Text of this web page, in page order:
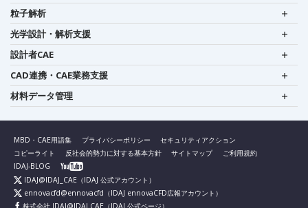
粒子解析
光学設計・解析支援
設計者CAE
CAD連携・CAE業務支援
材料データ管理
MBD・CAE用語集 プライバシーポリシー
セキュリティアクション
コピーライト
反社会的勢力に対する基本方針 サイトマップ
ご利用規約
IDAJ-BLOG
IDAJ@IDAJ_CAE （IDAJ 公式アカウント）
ennovacfd@ennovacfd （IDAJ ennovaCFD広報アカウント）
株式会社 IDAJ@IDAJ.CAE （IDAJ 公式ページ）